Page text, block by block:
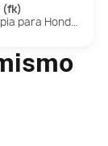
(fk)
Honda Civic Lim.5 (Fk)